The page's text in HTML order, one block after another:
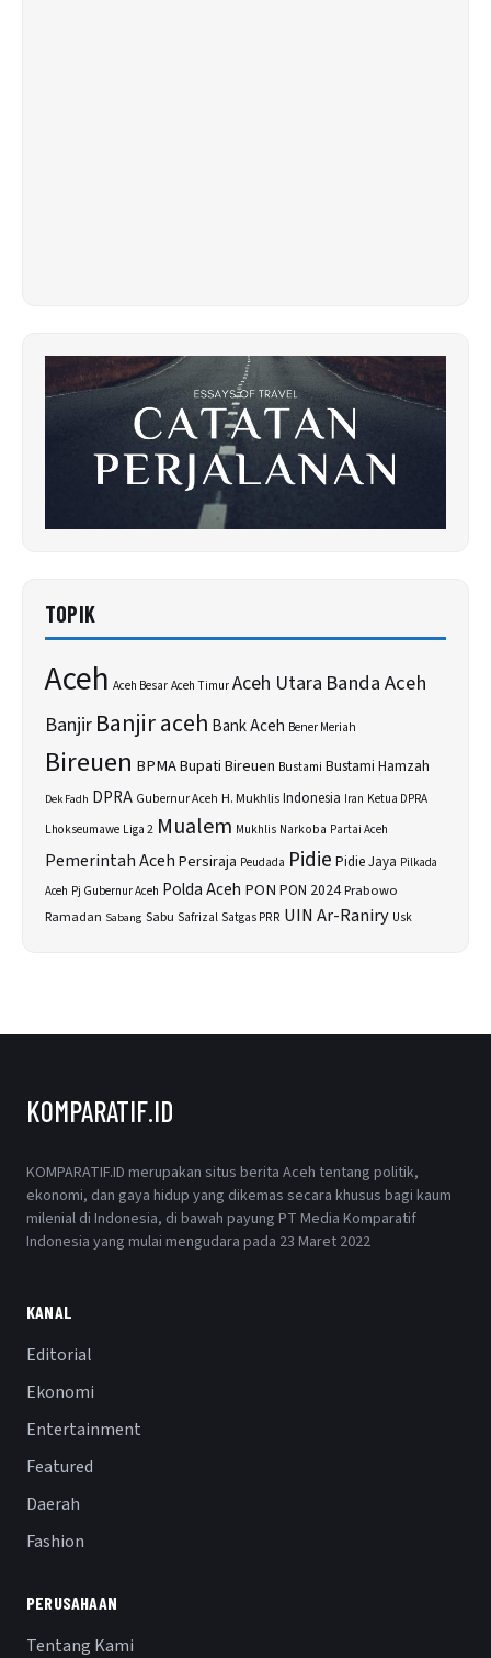
TOPIK
Aceh Aceh BesarAceh TimurAceh Utara Banda Aceh
BanjirBanjir aceh Bank Aceh Bener Meriah
Bireuen BPMABupati Bireuen Bustami Bustami Hamzah
Dek Fadh DPRA Gubernur Aceh H. MukhlisIndonesia Iran Ketua DPRA
Lhokseumawe Liga 2 Mualem Mukhlis Narkoba Partai Aceh
Pemerintah AcehPersiraja Peudada Pidie Pidie Jaya Pilkada
Aceh Pj Gubernur Aceh Polda Aceh PON PON 2024Prabowo
Ramadan Sabang Sabu Safrizal Satgas PRR UIN Ar-Raniry Usk
KOMPARATIF.ID
KOMPARATIF.ID merupakan situs berita Aceh tentang politik,
ekonomi, dan gaya hidup yang dikemas secara khusus bagi kaum
milenial di Indonesia, di bawah payung PT Media Komparatif
Indonesia yang mulai mengudara pada 23 Maret 2022
KANAL
Editorial
Ekonomi
Entertainment
Featured
Daerah
Fashion
PERUSAHAAN
Tentang Kami